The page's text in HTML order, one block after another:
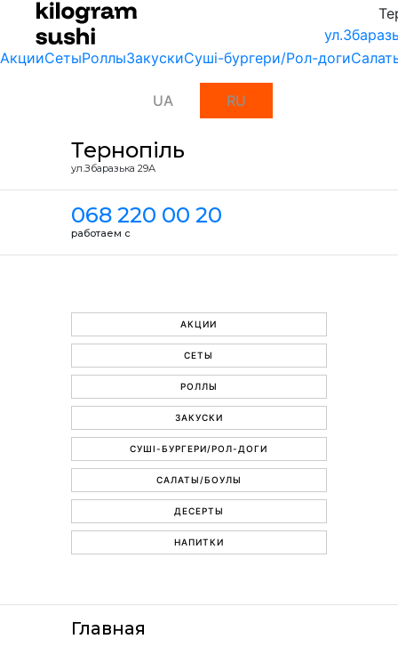
АкцииСетыРоллыЗакускиСуші-бургери/Рол-доги
UA RU
Тернопіль
ул.Збаразька 29А
068 220 00 20
работаем с
АКЦИИ
СЕТЫ
РОЛЛЫ
ЗАКУСКИ
СУШІ-БУРГЕРИ/РОЛ-ДОГИ
САЛАТЫ/БОУЛЫ
ДЕСЕРТЫ
НАПИТКИ
Главная